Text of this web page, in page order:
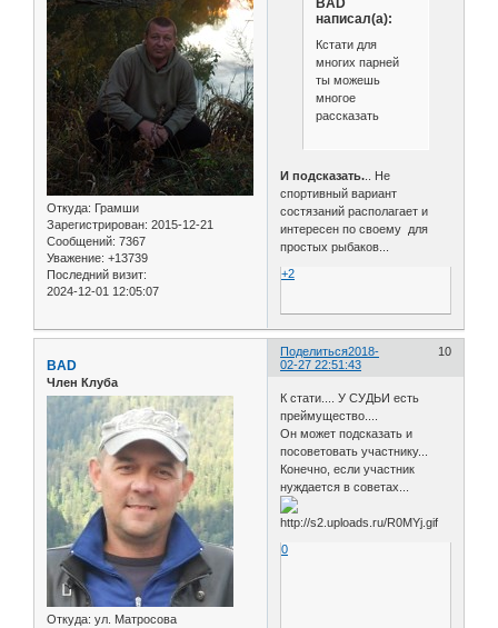
Откуда: Грамши
Зарегистрирован: 2015-12-21
Сообщений: 7367
Уважение: +13739
Последний визит:
2024-12-01 12:05:07
написал(а):
Кстати для
многих парней
ты можешь
многое
рассказать
И подсказать... Не
спортивный вариант
состязаний располагает и
интересен по своему для
простых рыбаков...
+2
Поделиться 10
2018-
02-27 22:51:43
BAD
Член Клуба
Откуда: ул. Матросова
К стати.... У СУДЬИ есть
преймущество....
Он может подсказать и
посоветовать участнику...
Конечно, если участник
нуждается в советах...
0